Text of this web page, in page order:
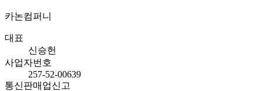
카논컴퍼니
대표
신승헌
사업자번호
257-52-00639
통신판매업신고